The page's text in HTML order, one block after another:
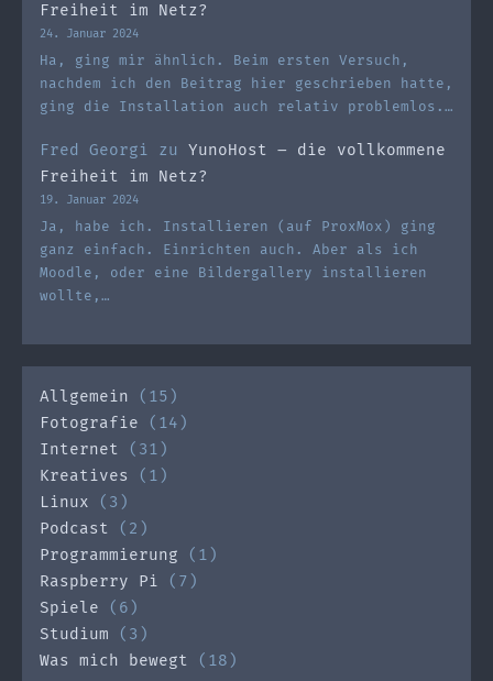
Freiheit im Netz?
24. Januar 2024
Ha, ging mir ähnlich. Beim ersten Versuch,
nachdem ich den Beitrag hier geschrieben hatte,
ging die Installation auch relativ problemlos.…
Fred Georgi zu YunoHost – die vollkommene
Freiheit im Netz?
19. Januar 2024
Ja, habe ich. Installieren (auf ProxMox) ging
ganz einfach. Einrichten auch. Aber als ich
Moodle, oder eine Bildergallery installieren
wollte,…
Allgemein (15)
Fotografie (14)
Internet (31)
Kreatives
(1)
Linux (3)
Podcast (2)
Programmierung (1)
Raspberry Pi (7)
Spiele (6)
Studium (3)
Was mich bewegt (18)